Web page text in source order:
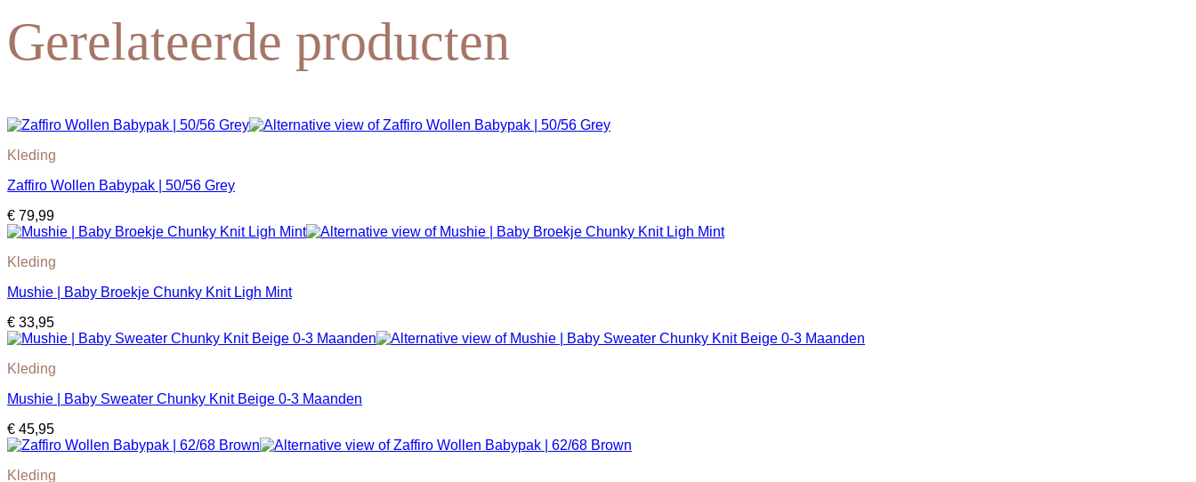
Gerelateerde producten
Kleding
Zaffiro Wollen Babypak | 50/56 Grey
€ 79,99
Kleding
Mushie | Baby Broekje Chunky Knit Ligh Mint
€ 33,95
Kleding
Mushie | Baby Sweater Chunky Knit Beige 0-3 Maanden
€ 45,95
Kleding